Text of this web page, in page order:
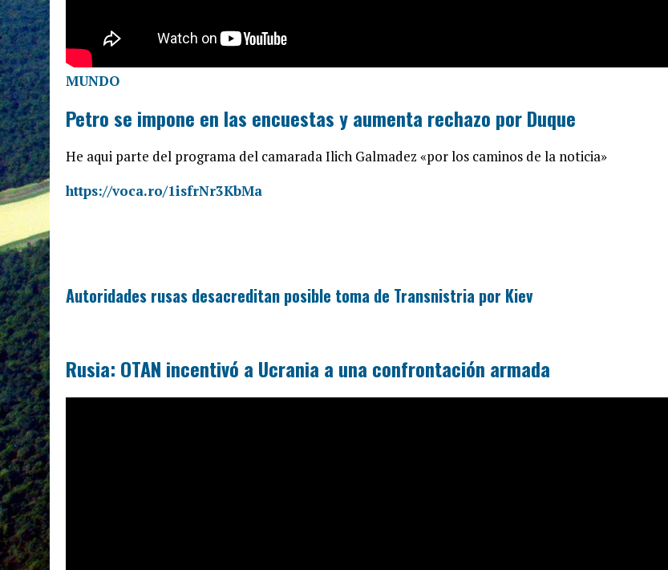
MUNDO
Petro se impone en las encuestas y aumenta rechazo por Duque
He aqui parte del programa del camarada Ilich Galmadez «por los caminos de la noticia»
https://voca.ro/1isfrNr3KbMa
Autoridades rusas desacreditan posible toma de Transnistria por Kiev
Rusia: OTAN incentivó a Ucrania a una confrontación armada